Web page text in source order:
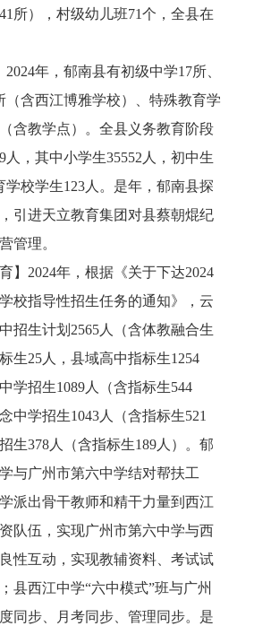
所），村级幼儿班71个，全县在
年，郁南县有初级中学17所、
（含西江博雅学校）、特殊教育学
含教学点）。全县义务教育阶段
人，其中小学生35552人，初中生
学校学生123人。是年，郁南县探
引进天立教育集团对县蔡朝焜纪
管理。
2024年，根据《关于下达2024
校指导性招生任务的通知》，云
招生计划2565人（含体教融合生
生25人，县域高中指标生1254
学招生1089人（含指标生544
中学招生1043人（含指标生521
生378人（含指标生189人）。郁
与广州市第六中学结对帮扶工
派出骨干教师和精干力量到西江
队伍，实现广州市第六中学与西
性互动，实现教辅资料、考试试
县西江中学“六中模式”班与广州
同步、月考同步、管理同步。是